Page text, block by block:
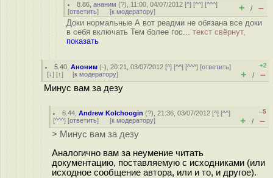
8.86 ,ананим (?), 11:00, 04/07/2012 [^] [^^] [^^^]
[ответить] [к модератору] + / –
Доки нормальные А вот реадми не обязана все доки
в себя включать Тем более гос... текст свёрнут,
показать
5.40 ,Аноним (-), 20:21, 03/07/2012 [^] [^^] [^^^] [ответить]
[↓] [↑] [к модератору]
+2
+ / –
Минус вам за дезу
6.44 ,Andrew Kolchoogin (?), 21:36, 03/07/2012 [^] [^^]
[^^^] [ответить] [к модератору]
–5
+ / –
> Минус вам за дезу
Аналогично вам за неумение читать
документацию, поставляемую с исходниками (или
исходное сообщение автора, или и то, и другое).